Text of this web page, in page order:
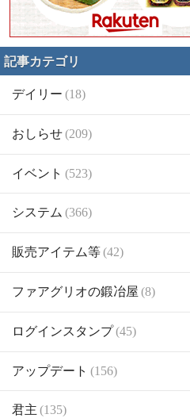
記事カテゴリ
デイリー (18)
おしらせ(209)
イベント (523)
システム (366)
販売アイテム等(42)
ファアグリオの鍛冶屋 (8)
ログインスタンプ(45)
アップデート (156)
君主 (135)